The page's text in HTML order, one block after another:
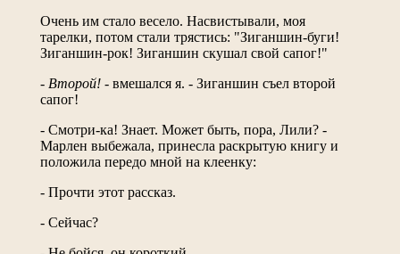
Очень им стало весело. Насвистывали, моя
тарелки, потом стали трястись: "Зиганшин-буги!
Зиганшин-рок! Зиганшин скушал свой сапог!"
- Второй! - вмешался я. - Зиганшин съел второй
сапог!
- Смотри-ка! Знает. Может быть, пора, Лили? -
Марлен выбежала, принесла раскрытую книгу и
положила передо мной на клеенку:
- Прочти этот рассказ.
- Сейчас?